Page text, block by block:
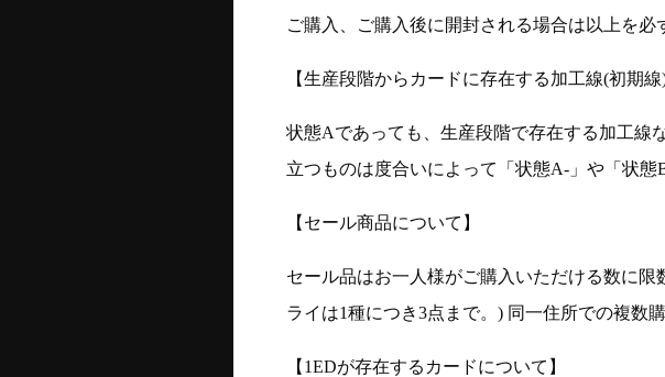
ご購入、ご購入後に開封される場合は以上を必
【生産段階からカードに存在する加工線(初期線
状態Aであっても、生産段階で存在する加工線
立つものは度合いによって「状態A-」や「状態
【セール商品について】
セール品はお一人様がご購入いただける数に
ライは1種につき3点まで。) 同一住所での複数
【1EDが存在するカードについて】